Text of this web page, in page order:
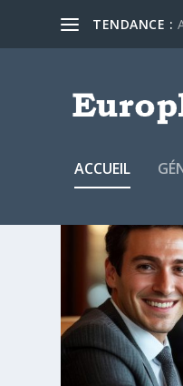
TENDANCE :
ACCUEIL